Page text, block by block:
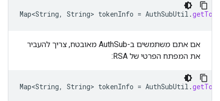
Map<String, String> tokenInfo = AuthSubUtil .
אם אתם משתמשים ב-AuthSub מאובטח, צריך להעביר
את המפתח הפרטי של RSA:
Map<String, String> tokenInfo = AuthSubUtil .